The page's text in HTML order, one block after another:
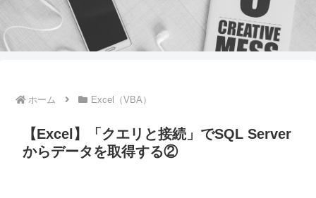
ホーム Excel（VBA）
【Excel】「クエリと接続」でSQL Server
からデータを取得する②